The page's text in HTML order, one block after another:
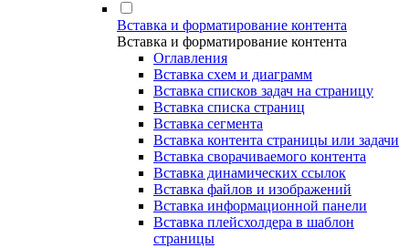
Вставка и форматирование контента
Вставка и форматирование контента
Оглавления
Вставка схем и диаграмм
Вставка списков задач на страницу
Вставка списка страниц
Вставка сегмента
Вставка контента страницы или задачи
Вставка сворачиваемого контента
Вставка динамических ссылок
Вставка файлов и изображений
Вставка информационной панели
Вставка плейсхолдера в шаблон
страницы